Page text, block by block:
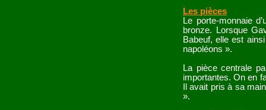
Les pièces
Le porte-monnaie
bronze. Lorsque
Babeuf, elle est
napoléons ».
La pièce centrale
importantes. On en
Il avait pris à sa
».